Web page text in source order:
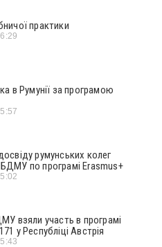
практики
в Румунії за програмою
румунських колег
по програмі Erasmus+
взяли участь в програмі
у Республіці Австрія